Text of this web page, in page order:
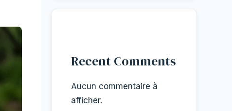
Recent Comments
Aucun commentaire à
afficher.